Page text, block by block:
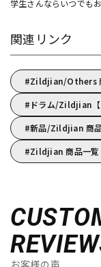
学生さんならいつでも
関連リンク
Zildjian/Others
ドラム/Zildjian【
新品/Zildjian 商
Zildjian 商品一覧